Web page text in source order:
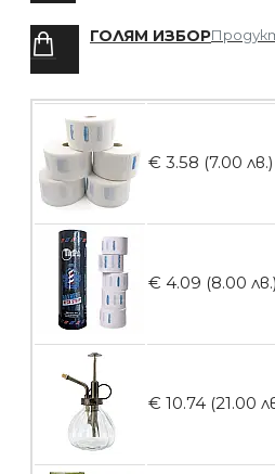
Четка за
броя
ГОЛЯМ ИЗБОР
€ 3.58 (7.00 лв.)
€ 4.09 (8.00 лв.)
€ 10.74 (21.00